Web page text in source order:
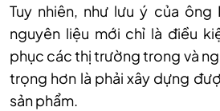
Tuy nhiên, như lưu ý của ông
nguyên liệu mới chỉ là điều
phục các thị trường trong và
trọng hơn là phải xây dựng
sản phẩm.